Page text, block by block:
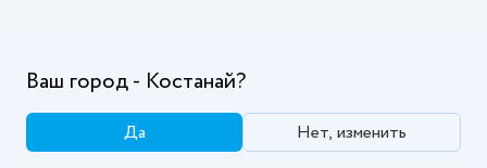
Ваш город - Костанай?
Да Нет, изменить